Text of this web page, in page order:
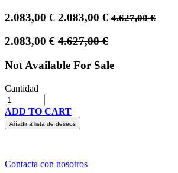
2.083,00 € 2.083,00€ 4.627,00€
2.083,00 € 4.627,00€
Not Available For Sale
Cantidad
ADD TO CART
Añadir a lista de deseos
Contacta con nosotros